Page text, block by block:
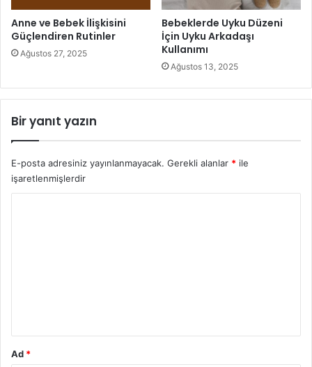
Çocuğun 18-36 ay aralığında olması
Tuvaleti geldiğinde evde kendine göre bir yerlere
saklanarak ihtiyacını gidermesi
Anne ve Bebek İlişkisini
Güçlendiren Rutinler
Ağustos 27, 2025
Bebeklerde Uyku Düzeni
İçin Uyku Arkadaşı
Kullanımı
Ağustos 13, 2025
Bir yanıt yazın
E-posta adresiniz yayınlanmayacak. Gerekli alanlar * ile
işaretlenmişlerdir
Ad *